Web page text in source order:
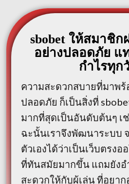
sbobet ให้สมาชิก
อย่างปลอดภัย แ
กำไรทุก
ความสะดวกสบายที่มาพร้
ปลอดภัย ก็เป็นสิ่งที่
มากที่สุดเป็นอันดับต้นๆ เ
ฉะนั้นเราจึงพัฒนาระบบ
ตัวเองได้ว่าเป็นเว็บตรง
ที่ทันสมัยมากขึ้น แถมยังอ
สะดวกให้กับผู้เล่น ที่อยาก